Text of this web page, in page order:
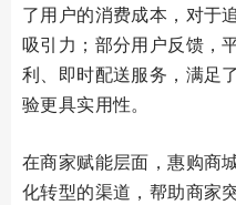
了用户的消费成本，对于
吸引力；部分用户反馈，
利、即时配送服务，满足
验更具实用性。
在商家赋能层面，惠购商
化转型的渠道，帮助商家